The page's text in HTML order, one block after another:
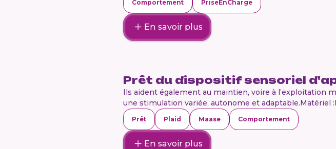
Comportement PriseEnCharge
En savoir plus
Prêt du dispositif sensoriel
Ils aident également au maintien, voire à l’exploitation
une stimulation variée, autonome et adaptable.Matériel
Prêt Plaid Maase Comportement
En savoir plus